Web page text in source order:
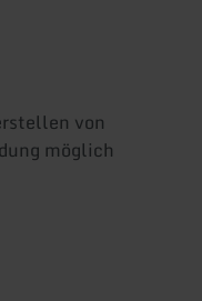
von
möglich